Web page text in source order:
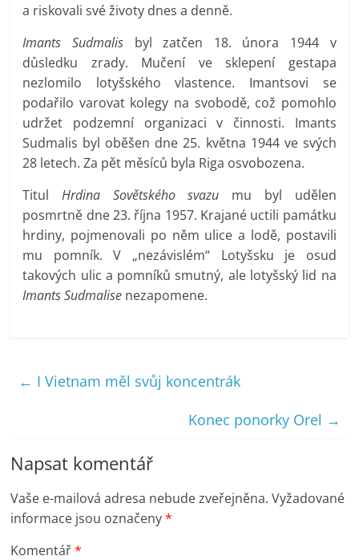
a riskovali své životy dnes a denně.
Imants Sudmalis byl zatčen 18. února 1944 v
důsledku zrady. Mučení ve sklepení gestapa
nezlomilo lotyšského vlastence. Imantsovi se
podařilo varovat kolegy na svobodě, což pomohlo
udržet podzemní organizaci v činnosti. Imants
Sudmalis byl oběšen dne 25. května 1944 ve svých
28 letech. Za pět měsíců byla Riga osvobozena.
TitulHrdina Sovětského svazu mu byl udělen
posmrtně dne 23. října 1957. Krajané uctili památku
hrdiny, pojmenovali po něm ulice a lodě, postavili
mu pomník. V „nezávislém“ Lotyšsku je osud
takových ulic a pomníků smutný, ale lotyšský lid na
Imants Sudmalise nezapomene.
← I Vietnam měl svůj koncentrák
Konec ponorky Orel →
Napsat komentář
Vaše e-mailová adresa nebude zveřejněna. Vyžadované
informace jsou označeny*
Komentář*